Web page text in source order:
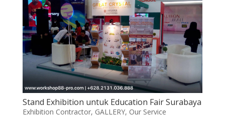
Stand Exhibition untuk Education Fair Surabaya
Exhibition Contractor, GALLERY, Our Service